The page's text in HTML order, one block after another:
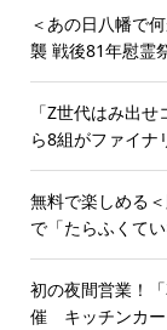
＜あの日八幡で
襲 戦後81年慰霊
「Z世代はみ出
ら8組がファイナ
無料で楽しめる
で「たらふくて
初の夜間営業！
催 キッチンカー